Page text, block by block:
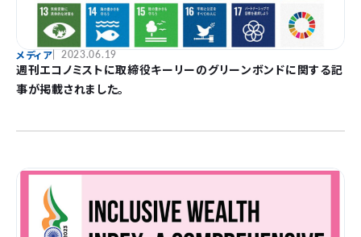
メディア 2023.06.19
週刊エコノミストに取締役キーリーのグリーンボンドに関する記
事が掲載されました。